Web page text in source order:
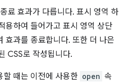
료 효과가 다릅니다. 표시 영역 하
용하여 들어가고 표시 영역 상단
효과를 종료합니다. 또한 더 나은
CSS로 작성됩니다.
할 때는 이전에 사용한 open 속